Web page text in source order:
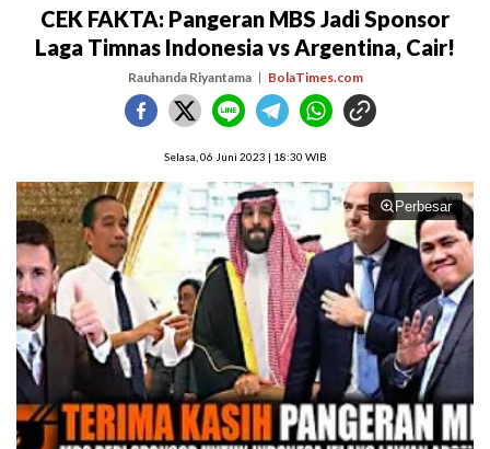
CEK FAKTA: Pangeran MBS Jadi Sponsor
Laga Timnas Indonesia vs Argentina, Cair!
Rauhanda Riyantama BolaTimes.com
Selasa, 06 Juni 2023 | 18:30 WIB
Perbesar